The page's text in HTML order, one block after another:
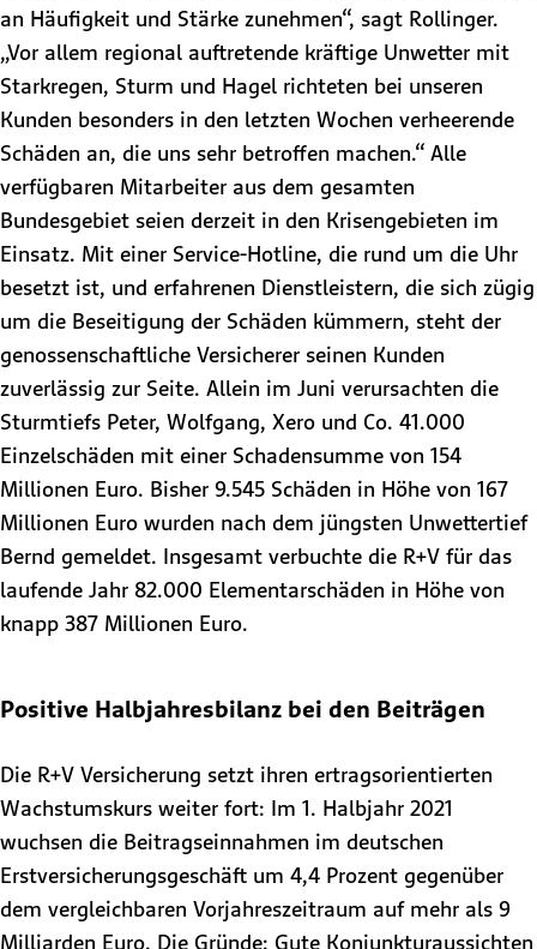
an Häufigkeit und Stärke zunehmen“, sagt Rollinger.
„Vor allem regional auftretende kräftige Unwetter mit
Starkregen, Sturm und Hagel richteten bei unseren
Kunden besonders in den letzten Wochen verheerende
Schäden an, die uns sehr betroffen machen.“ Alle
verfügbaren Mitarbeiter aus dem gesamten
Bundesgebiet seien derzeit in den Krisengebieten im
Einsatz. Mit einer Service-Hotline, die rund um die Uhr
besetzt ist, und erfahrenen Dienstleistern, die sich zügig
um die Beseitigung der Schäden kümmern, steht der
genossenschaftliche Versicherer seinen Kunden
zuverlässig zur Seite. Allein im Juni verursachten die
Sturmtiefs Peter, Wolfgang, Xero und Co. 41.000
Einzelschäden mit einer Schadensumme von 154
Millionen Euro. Bisher 9.545 Schäden in Höhe von 167
Millionen Euro wurden nach dem jüngsten Unwettertief
Bernd gemeldet. Insgesamt verbuchte die R+V für das
laufende Jahr 82.000 Elementarschäden in Höhe von
knapp 387 Millionen Euro.
Positive Halbjahresbilanz bei den Beiträgen
Die R+V Versicherung setzt ihren ertragsorientierten
Wachstumskurs weiter fort: Im 1. Halbjahr 2021
wuchsen die Beitragseinnahmen im deutschen
Erstversicherungsgeschäft um 4,4 Prozent gegenüber
dem vergleichbaren Vorjahreszeitraum auf mehr als 9
Milliarden Euro. Die Gründe: Gute Konjunkturaussichten